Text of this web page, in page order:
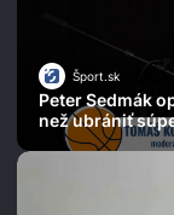
Šport.sk
Peter Sedmák
než ubrániť